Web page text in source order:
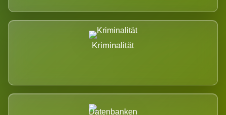
Kriminalität